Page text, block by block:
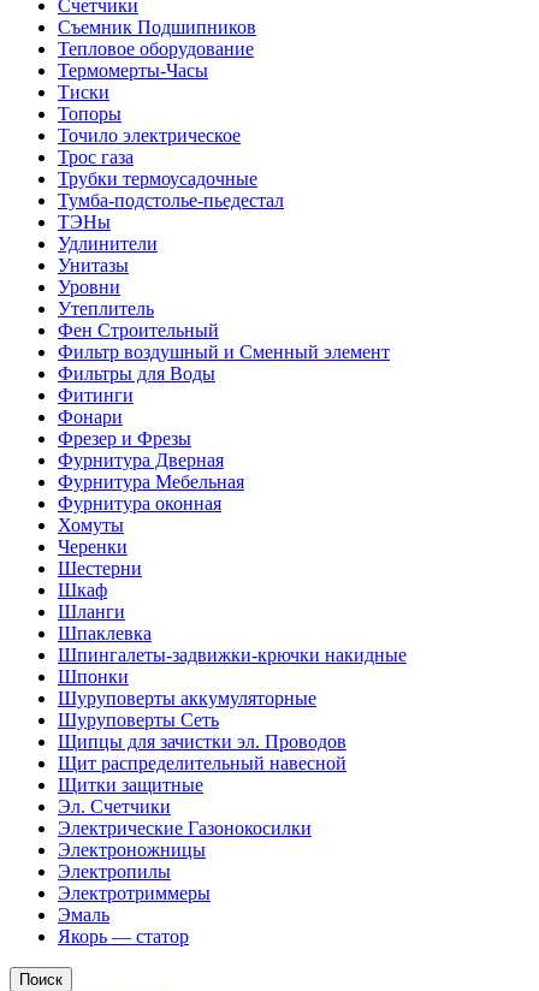
Счетчики
Съемник Подшипников
Тепловое оборудование
Термомерты-Часы
Тиски
Топоры
Точило электрическое
Трос газа
Трубки термоусадочные
Тумба-подстолье-пьедестал
ТЭНы
Удлинители
Унитазы
Уровни
Утеплитель
Фен Строительный
Фильтр воздушный и Сменный элемент
Фильтры для Воды
Фитинги
Фонари
Фрезер и Фрезы
Фурнитура Дверная
Фурнитура Мебельная
Фурнитура оконная
Хомуты
Черенки
Шестерни
Шкаф
Шланги
Шпаклевка
Шпингалеты-задвижки-крючки накидные
Шпонки
Шуруповерты аккумуляторные
Шуруповерты Сеть
Щипцы для зачистки эл. Проводов
Щит распределительный навесной
Щитки защитные
Эл. Счетчики
Электрические Газонокосилки
Электроножницы
Электропилы
Электротриммеры
Эмаль
Якорь — статор
Поиск